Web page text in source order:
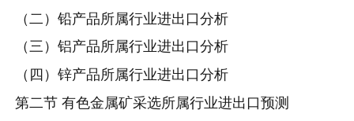
（二）铅产品所属行业进出口分析
（三）铝产品所属行业进出口分析
（四）锌产品所属行业进出口分析
第二节 有色金属矿采选所属行业进出口预测